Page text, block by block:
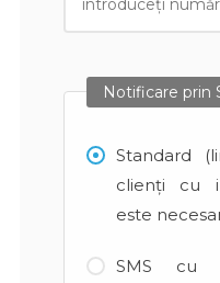
Notificare prin
Standard
clienți cu
este
SMS cu